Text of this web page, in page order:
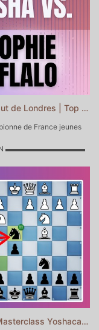
Je transforme mon Attaque Torre en Début de Londres | Top 12 ronde 3
de France jeunes
▬▬▬▬▬▬▬▬▬▬▬
donate/?
paris-en-ligne/
Le pseudo-sacrifice Cxe4 suivi de d5 | Masterclass Yoshacadémie